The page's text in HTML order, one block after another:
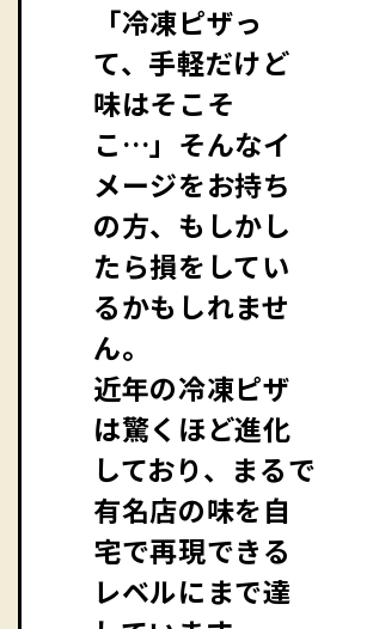
「冷凍ピザっ
て、手軽だけど
味はそこそ
こ…」そんなイ
メージをお持ち
の方、もしかし
たら損をしてい
るかもしれませ
ん。
近年の冷凍ピザ
は驚くほど進化
しており、まるで
有名店の味を自
宅で再現できる
レベルにまで達